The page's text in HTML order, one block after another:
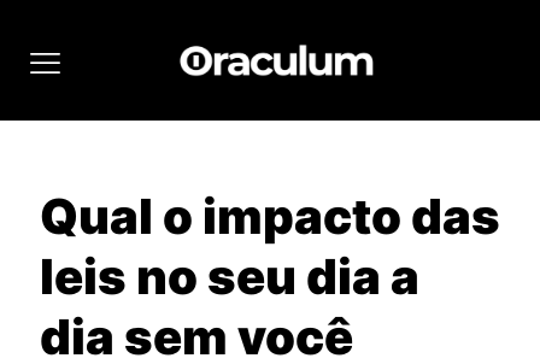
Qual o impacto das
leis no seu dia a
dia sem você